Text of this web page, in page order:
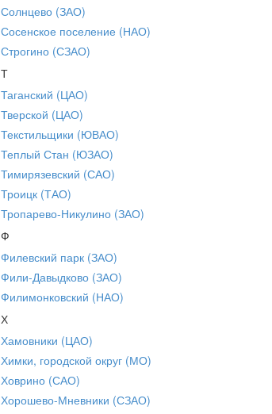
Солнцево (ЗАО)
Сосенское поселение (НАО)
Строгино (СЗАО)
Т
Таганский (ЦАО)
Тверской (ЦАО)
Текстильщики (ЮВАО)
Теплый Стан (ЮЗАО)
Тимирязевский (САО)
Троицк (ТАО)
Тропарево-Никулино (ЗАО)
Ф
Филевский парк (ЗАО)
Фили-Давыдково (ЗАО)
Филимонковский (НАО)
Х
Хамовники (ЦАО)
Химки, городской округ (МО)
Ховрино (САО)
Хорошево-Мневники (СЗАО)